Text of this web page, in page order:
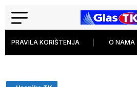
PRAVILA KORIŠTENJA O NAMA